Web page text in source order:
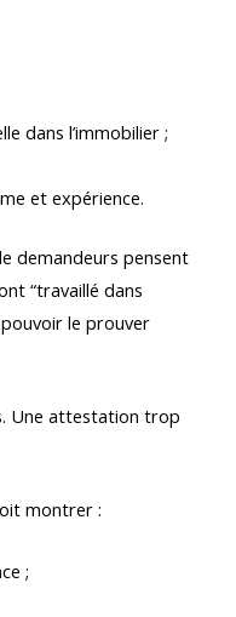
dans l’immobilier ;
et expérience.
demandeurs pensent
“travaillé dans
pouvoir le prouver
Une attestation trop
montrer :
;